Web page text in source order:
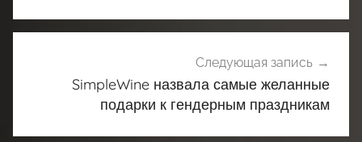
Следующая запись
SimpleWine назвала самые желанные
подарки к гендерным праздникам